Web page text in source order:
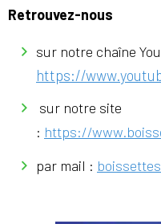
Retrouvez-nous
sur notre chaîne
https://
sur notre site
: https://
par mail :